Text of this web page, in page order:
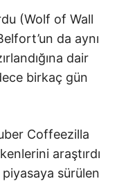
(Wolf of Wall
da aynı
dair
birkaç gün
Coffeezilla
araştırdı
sürülen